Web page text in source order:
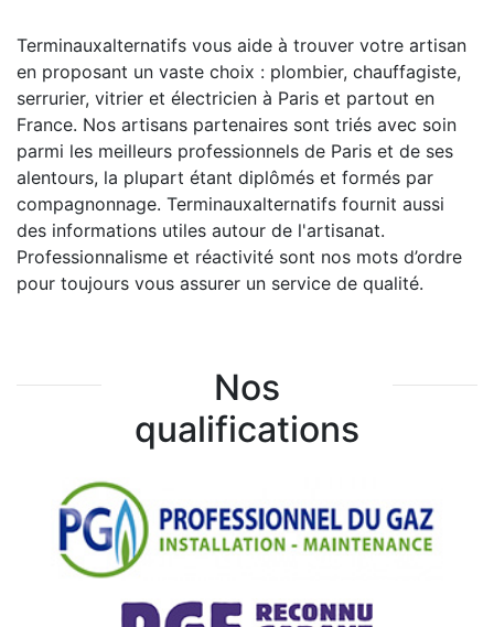
Terminauxalternatifs vous aide à trouver votre artisan
en proposant un vaste choix : plombier, chauffagiste,
serrurier, vitrier et électricien à Paris et partout en
France. Nos artisans partenaires sont triés avec soin
parmi les meilleurs professionnels de Paris et de ses
alentours, la plupart étant diplômés et formés par
compagnonnage. Terminauxalternatifs fournit aussi
des informations utiles autour de l'artisanat.
Professionnalisme et réactivité sont nos mots d’ordre
pour toujours vous assurer un service de qualité.
Nos
qualifications